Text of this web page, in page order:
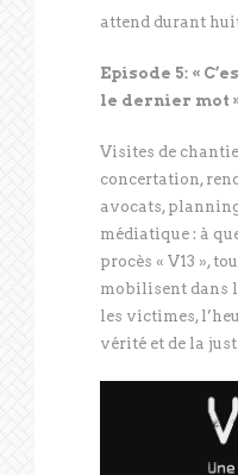
attend durant
Episode 5: «
le dernier mot
Visites de
concertation,
avocats,
médiatique : à
procès « V13 »,
mobilisent dans
les victimes,
vérité et de la